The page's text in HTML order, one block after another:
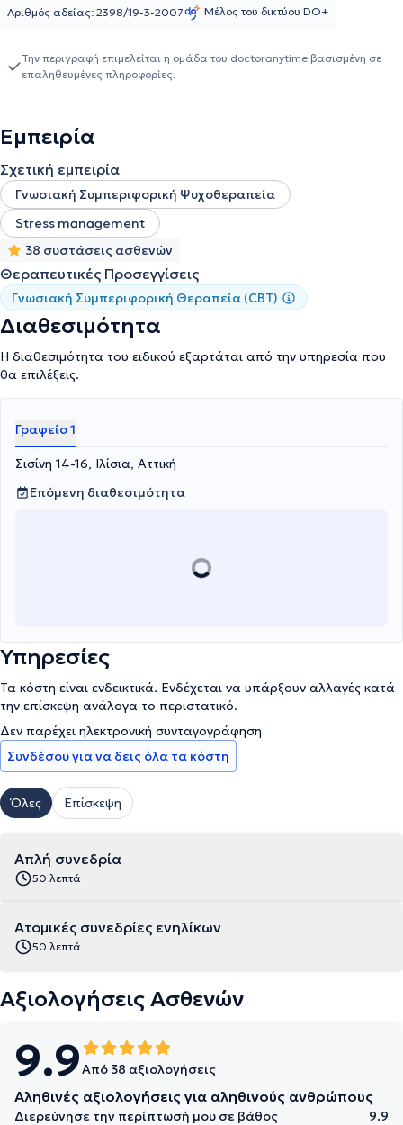
και στο Ερευνητικό Πανεπιστημιακό Ινστιτούτο Ψυχικής Υγιεινής
Συμπεριφοράς, η οποία εφαρμόζεται σε ένα ευρύ φάσμα
προβλημάτων. Ακόμα, έχει αποκτήσει την κλινική της εμπειρία σε
ψυχοθεραπεία δεν αποτελεί ένδειξη αδυναμίας, αλλά φανερώνει
την επιθυμία του ανθρώπου να αντιμετωπίσει τις δυσκολίες του
και να βελτιώσει την καθημερινότητά του, τη σχέση του με τον
εαυτό του και τους άλλους.
Αριθμός αδείας: 2398/19-3-2007 Μέλος του δικτύου DO+
Την περιγραφή επιμελείται η ομάδα του doctoranytime βασισμένη σε
επαληθευμένες πληροφορίες.
Εμπειρία
Σχετική εμπειρία
Γνωσιακή Συμπεριφορική Ψυχοθεραπεία
Stress management
38 συστάσεις ασθενών
Θεραπευτικές Προσεγγίσεις
Γνωσιακή Συμπεριφορική Θεραπεία (CBT)
Διαθεσιμότητα
Η διαθεσιμότητα του ειδικού εξαρτάται από την υπηρεσία που
θα επιλέξεις.
Γραφείο 1
Σισίνη 14-16, Ιλίσια, Αττική
Επόμενη διαθεσιμότητα
Υπηρεσίες
Τα κόστη είναι ενδεικτικά. Ενδέχεται να υπάρξουν αλλαγές κατά
την επίσκεψη ανάλογα το περιστατικό.
Δεν παρέχει ηλεκτρονική συνταγογράφηση
Συνδέσου για να δεις όλα τα κόστη
Όλες Επίσκεψη
Απλή συνεδρία
50 λεπτά
Ατομικές συνεδρίες ενηλίκων
50 λεπτά
Αξιολογήσεις Ασθενών
9.9Από 38 αξιολογήσεις
Αληθινές αξιολογήσεις για αληθινούς ανθρώπους
Διερεύνησε την περίπτωσή μου σε βάθος 9.9